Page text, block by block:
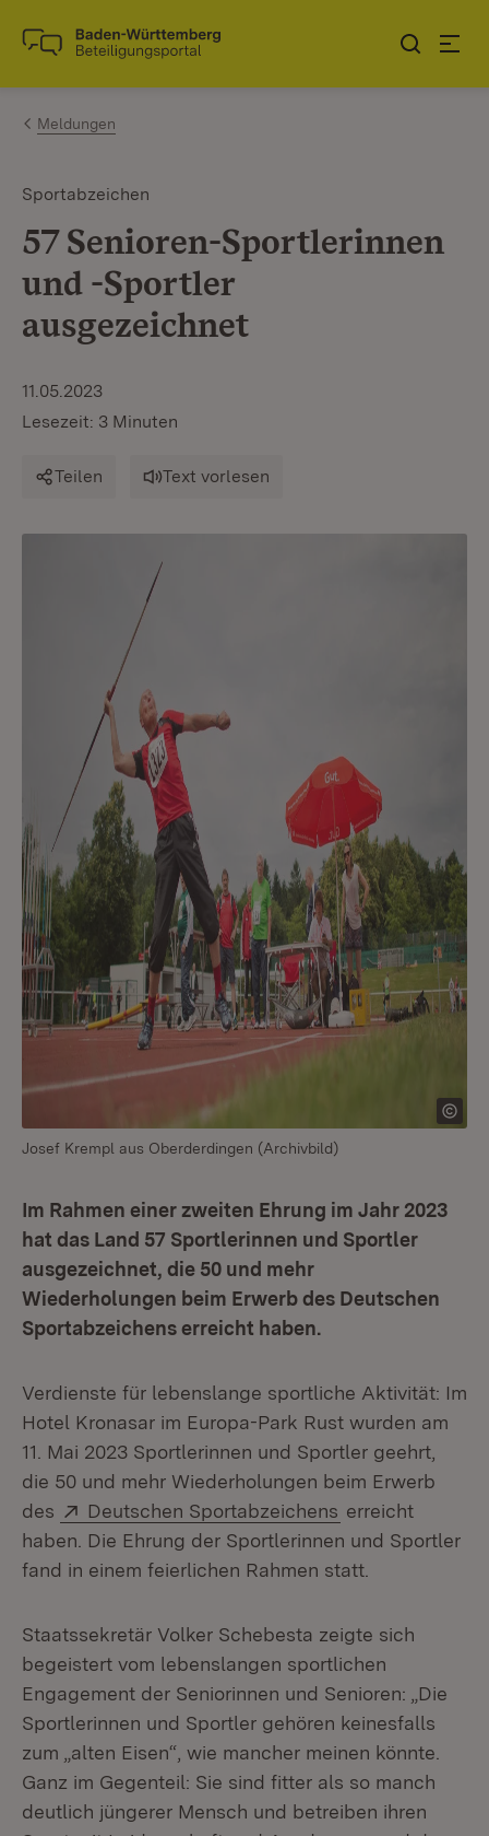
Zum Inhalt springen
Link zur Startseite
Meldungen
Sportabzeichen
57 Senioren-Sportlerinnen
und -Sportler
ausgezeichnet
11.05.2023
Lesezeit: 3 Minuten
Teilen Text vorlesen
Josef Krempl aus Oberderdingen (Archivbild)
Im Rahmen einer zweiten Ehrung im Jahr 2023
hat das Land 57 Sportlerinnen und Sportler
ausgezeichnet, die 50 und mehr
Wiederholungen beim Erwerb des Deutschen
Sportabzeichens erreicht haben.
Verdienste für lebenslange sportliche Aktivität: Im
Hotel Kronasar im Europa-Park Rust wurden am
11. Mai 2023 Sportlerinnen und Sportler geehrt,
die 50 und mehr Wiederholungen beim Erwerb
des
Extern:
Deutschen Sportabzeichens (Öffnet in
erreicht
haben. Die Ehrung der Sportlerinnen und Sportler
fand in einem feierlichen Rahmen statt.
Staatssekretär Volker Schebesta zeigte sich
begeistert vom lebenslangen sportlichen
Engagement der Seniorinnen und Senioren: „Die
Sportlerinnen und Sportler gehören keinesfalls
zum „alten Eisen“, wie mancher meinen könnte.
Ganz im Gegenteil: Sie sind fitter als so manch
deutlich jüngerer Mensch und betreiben ihren